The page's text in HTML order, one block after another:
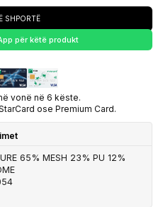
SHPORTË
për këtë produkt
vonë në 6 këste.
ose Premium Card.
65% MESH 23% PU 12%